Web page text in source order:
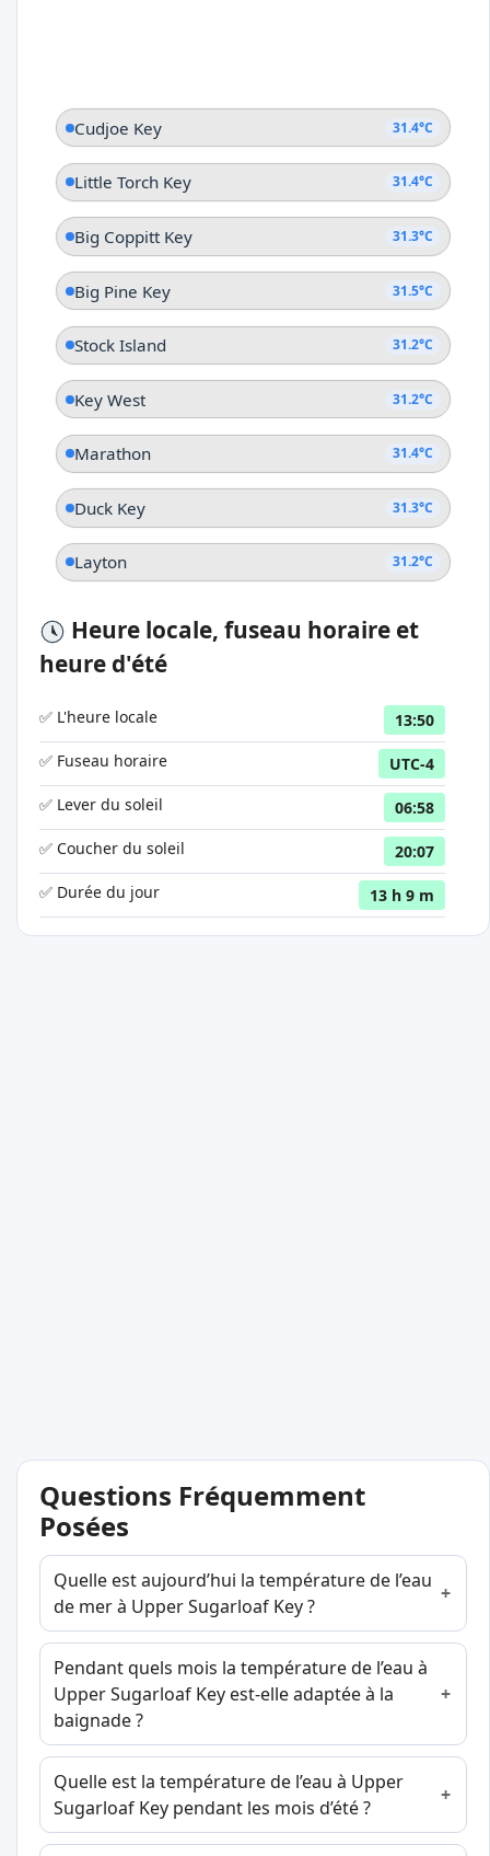
Cudjoe Key 31.4°C
Little Torch Key 31.4°C
Big Coppitt Key 31.3°C
Big Pine Key 31.5°C
Stock Island 31.2°C
Key West 31.2°C
Marathon 31.4°C
Duck Key 31.3°C
Layton 31.2°C
Heure locale, fuseau horaire et
heure d'été
✅ L'heure locale
13:50
✅ Fuseau horaire
UTC-4
✅ Lever du soleil
06:58
✅ Coucher du soleil
20:07
✅ Durée du jour
13 h 9 m
Questions Fréquemment
Posées
Quelle est aujourd’hui la température de l’eau
de mer à Upper Sugarloaf Key ?
Pendant quels mois la température de l’eau à
Upper Sugarloaf Key est-elle adaptée à la
baignade ?
Quelle est la température de l’eau à Upper
Sugarloaf Key pendant les mois d’été ?